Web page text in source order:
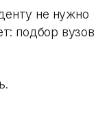
не нужно
подбор вузов